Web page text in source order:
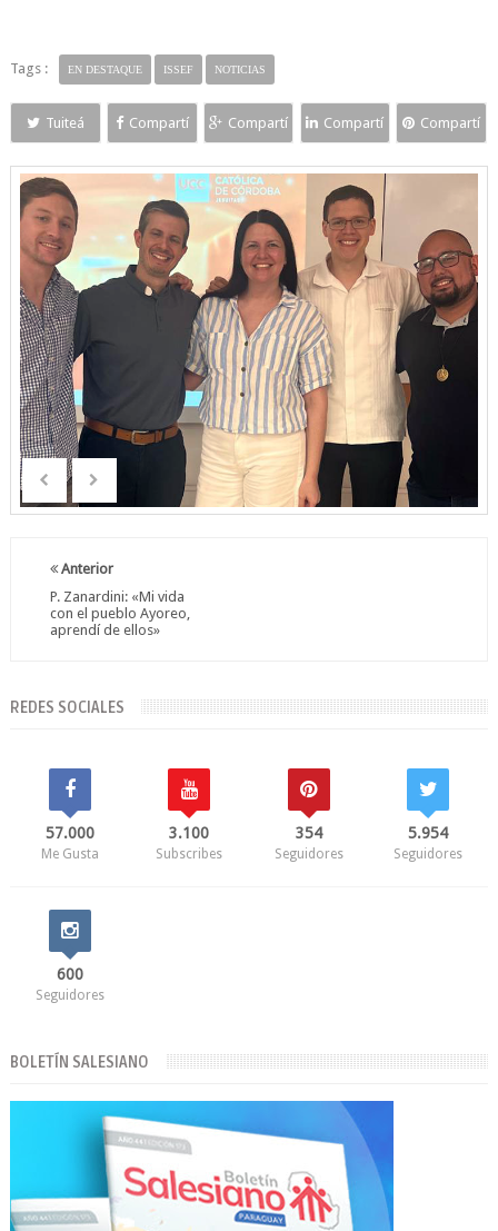
Tags : EN DESTAQUE ISSEF NOTICIAS
Tuiteá Compartí Compartí Compartí Compartí
Anterior
P. Zanardini: «Mi vida
con el pueblo Ayoreo,
aprendí de ellos»
REDES SOCIALES
57.000
Me Gusta
3.100
Subscribes
354
Seguidores
5.954
Seguidores
600
Seguidores
BOLETÍN SALESIANO